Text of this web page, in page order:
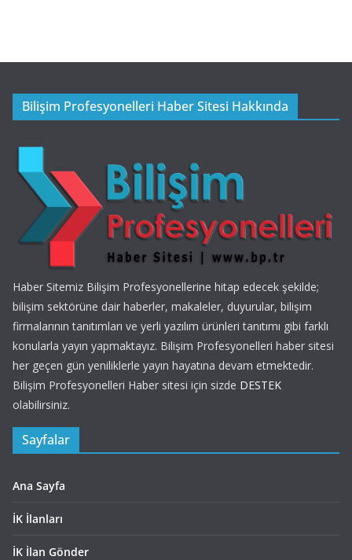
Bilişim Profesyonelleri Haber Sitesi Hakkında
Haber Sitemiz Bilişim Profesyonellerine hitap edecek şekilde;
bilişim sektörüne dair haberler, makaleler, duyurular, bilişim
firmalarının tanıtımları ve yerli yazılım ürünleri tanıtımı gibi farklı
konularla yayın yapmaktayız. Bilişim Profesyonelleri haber sitesi
her geçen gün yeniliklerle yayın hayatına devam etmektedir.
Bilişim Profesyonelleri Haber sitesi için sizde DESTEK
olabilirsiniz.
Sayfalar
Ana Sayfa
İK İlanları
İK İlan Gönder